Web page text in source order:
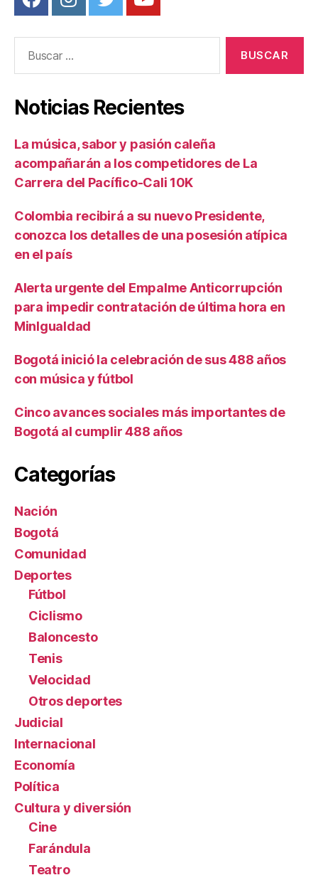
Noticias Recientes
La música, sabor y pasión caleña
acompañarán a los competidores de La
Carrera del Pacífico-Cali 10K
Colombia recibirá a su nuevo Presidente,
conozca los detalles de una posesión atípica
en el país
Alerta urgente del Empalme Anticorrupción
para impedir contratación de última hora en
MinIgualdad
Bogotá inició la celebración de sus 488 años
con música y fútbol
Cinco avances sociales más importantes de
Bogotá al cumplir 488 años
Categorías
Nación
Bogotá
Comunidad
Deportes
Fútbol
Ciclismo
Baloncesto
Tenis
Velocidad
Otros deportes
Judicial
Internacional
Economía
Política
Cultura y diversión
Cine
Farándula
Teatro